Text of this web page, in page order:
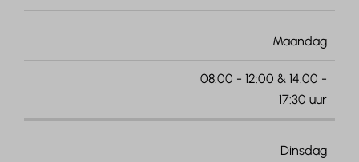
Maandag
08:00 - 12:00 & 14:00 -
17:30 uur
Dinsdag